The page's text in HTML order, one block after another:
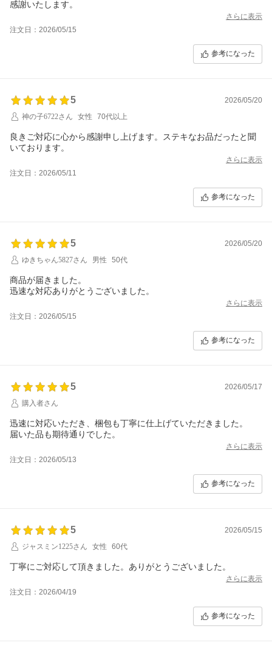
感謝いたします。
さらに表示
注文日：2026/05/15
参考になった
5
2026/05/20
神の子6722さん
女性 70代以上
良きご対応に心から感謝申し上げます。ステキなお品だったと聞
いております。
さらに表示
注文日：2026/05/11
参考になった
5
2026/05/20
ゆきちゃん5827さん
男性 50代
商品が届きました。
迅速な対応ありがとうございました。
さらに表示
注文日：2026/05/15
参考になった
5
2026/05/17
購入者さん
迅速に対応いただき、梱包も丁寧に仕上げていただきました。
届いた品も期待通りでした。
さらに表示
注文日：2026/05/13
参考になった
5
2026/05/15
ジャスミン1225さん
女性 60代
丁寧にご対応して頂きました。ありがとうございました。
さらに表示
注文日：2026/04/19
参考になった